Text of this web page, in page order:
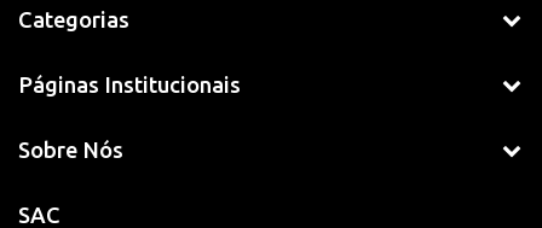
Categorias
Páginas Institucionais
Sobre Nós
SAC